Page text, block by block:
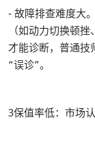
- 故障排查难度大
（如动力切换顿
才能诊断，普通技
“误诊”。
3保值率低：市场